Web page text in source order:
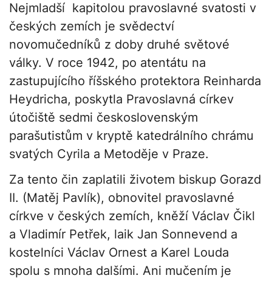
Nejmladší kapitolou pravoslavné svatosti v
českých zemích je svědectví
novomučedníků z doby druhé světové
války. V roce 1942, po atentátu na
zastupujícího říšského protektora Reinharda
Heydricha, poskytla Pravoslavná církev
útočiště sedmi československým
parašutistům v kryptě katedrálního chrámu
svatých Cyrila a Metoděje v Praze.
Za tento čin zaplatili životem biskup Gorazd
II. (Matěj Pavlík), obnovitel pravoslavné
církve v českých zemích, kněží Václav Čikl
a Vladimír Petřek, laik Jan Sonnevend a
kostelníci Václav Ornest a Karel Louda
spolu s mnoha dalšími. Ani mučením je